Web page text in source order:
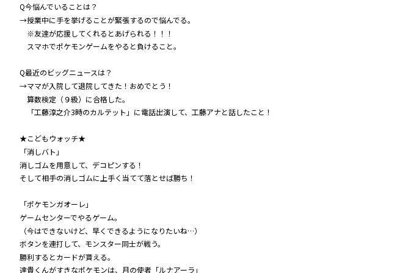
Q今悩んでいることは？
→授業中に手を挙げることが緊張するので悩んでる。
※友達が応援してくれるとあげられる！！！
スマホでポケモンゲームをやると負けること。
Q最近のビッグニュースは？
→ママが入院して退院してきた！おめでとう！
算数検定（９級）に合格した。
「工藤淳之介3時のカルテット」に電話出演して、工藤アナと話したこと！
★こどもウォッチ★
「消しバト」
消しゴムを用意して、デコピンする！
そして相手の消しゴムに上手く当てて落とせば勝ち！
「ポケモンガオーレ」
ゲームセンターでやるゲーム。
（今はできないけど、早くできるようになりたいね…）
ボタンを連打して、モンスター同士が戦う。
勝利するとカードが貰える。
達貴くんがすきなポケモンは、月の使者「ルナアーラ」